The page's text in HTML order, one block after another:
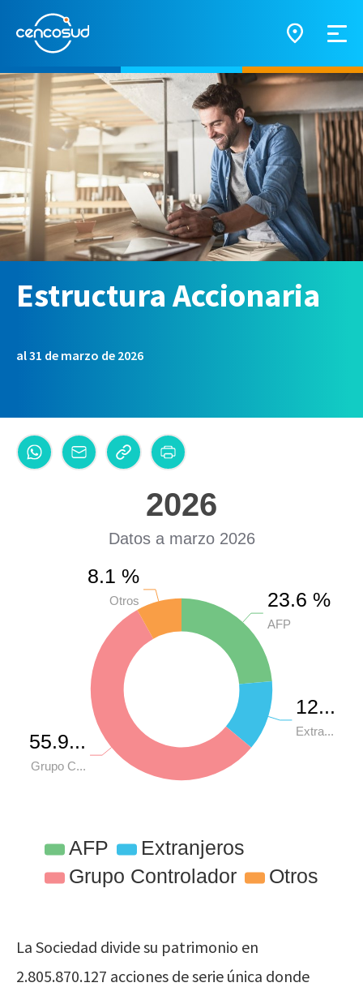
Estructura Accionaria
al 31 de marzo de 2026
La Sociedad divide su patrimonio en
2.805.870.127 acciones de serie única donde